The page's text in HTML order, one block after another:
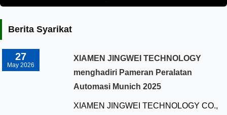
Berita Syarikat
27
May 2026
XIAMEN JINGWEI TECHNOLOGY
menghadiri Pameran Peralatan
Automasi Munich 2025
XIAMEN JINGWEI TECHNOLOGY CO.,